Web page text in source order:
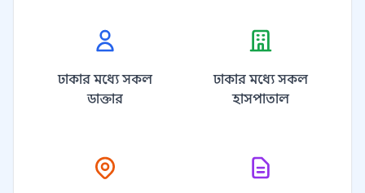
ঢাকার মধ্যে সকল
ডাক্তার
ঢাকার মধ্যে সকল
হাসপাতাল